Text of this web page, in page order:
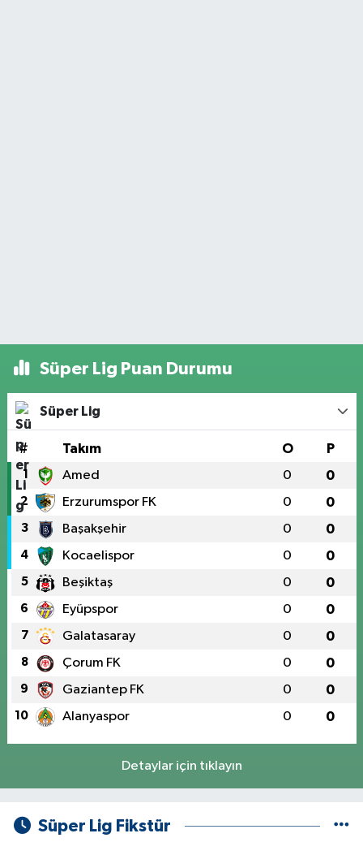
Süper Lig Puan Durumu
Süper Lig
# Takım O P
1 Amed 0 0
2 Erzurumspor FK 0 0
3 Başakşehir 0 0
4 Kocaelispor 0 0
5 Beşiktaş 0 0
6 Eyüpspor 0 0
7 Galatasaray 0 0
8 Çorum FK 0 0
9 Gaziantep FK 0 0
10 Alanyaspor 0 0
Detaylar için tıklayın
Süper Lig Fikstür